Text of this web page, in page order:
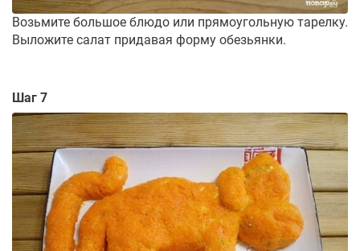
Возьмите большое блюдо или прямоугольную тарелку.
Выложите салат придавая форму обезьянки.
Шаг 7